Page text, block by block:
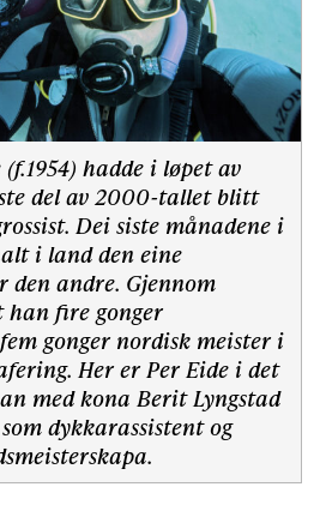
hadde i løpet av
del av 2000-tallet blitt
Dei siste månadene i
i land den eine
den andre. Gjennom
fire gonger
gonger nordisk meister i
Her er Per Eide i det
med kona Berit Lyngstad
dykkarassistent og